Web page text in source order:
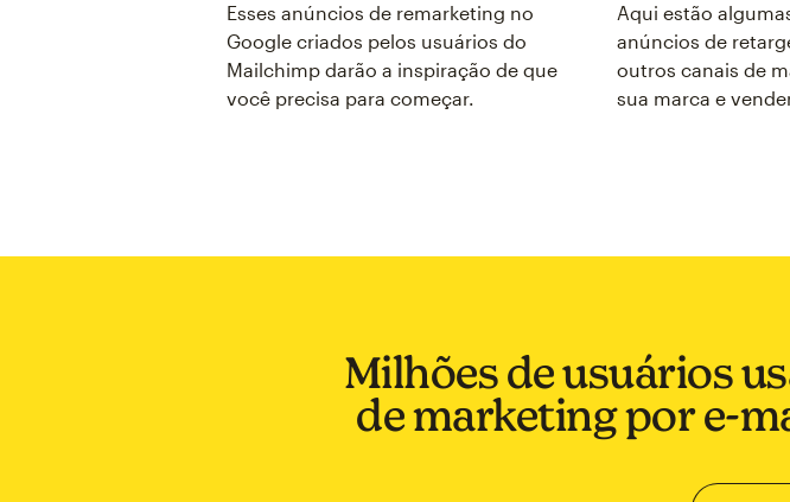
Esses anúncios de remarketing no
Google criados pelos usuários do
Mailchimp darão a inspiração de que
você precisa para começar.
Aqui estão
anúncios de
outros canais de
sua marca e
Milhões de usuários
de marketing por e-